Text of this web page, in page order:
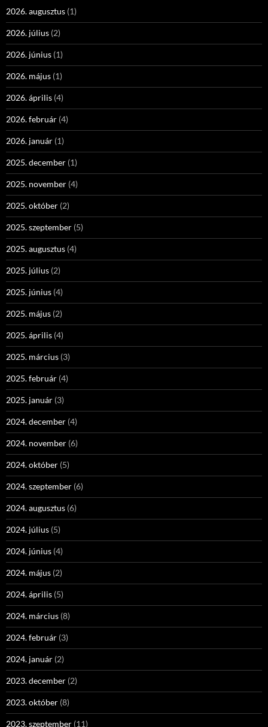
2026. augusztus (1)
2026. július (2)
2026. június (1)
2026. május (1)
2026. április (4)
2026. február (4)
2026. január (1)
2025. december (1)
2025. november (4)
2025. október (2)
2025. szeptember (5)
2025. augusztus (4)
2025. július (2)
2025. június (4)
2025. május (2)
2025. április (4)
2025. március (3)
2025. február (4)
2025. január (3)
2024. december (4)
2024. november (6)
2024. október (5)
2024. szeptember (6)
2024. augusztus (6)
2024. július (5)
2024. június (4)
2024. május (2)
2024. április (5)
2024. március (8)
2024. február (3)
2024. január (2)
2023. december (2)
2023. október (8)
2023. szeptember (11)